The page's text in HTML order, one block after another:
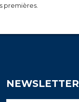
premières.
NEWSLETTER